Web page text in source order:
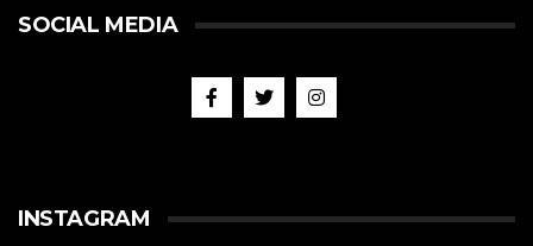
SOCIAL MEDIA
INSTAGRAM